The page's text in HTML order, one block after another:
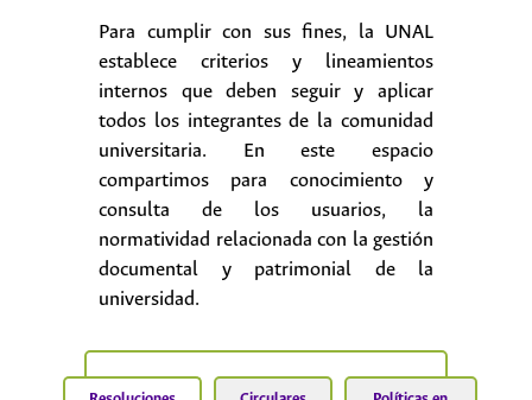
Para cumplir con sus fines, la UNAL
establece criterios y lineamientos
internos que deben seguir y aplicar
todos los integrantes de la comunidad
universitaria. En este espacio
compartimos para conocimiento y
consulta de los usuarios, la
normatividad relacionada con la gestión
documental y patrimonial de la
universidad.